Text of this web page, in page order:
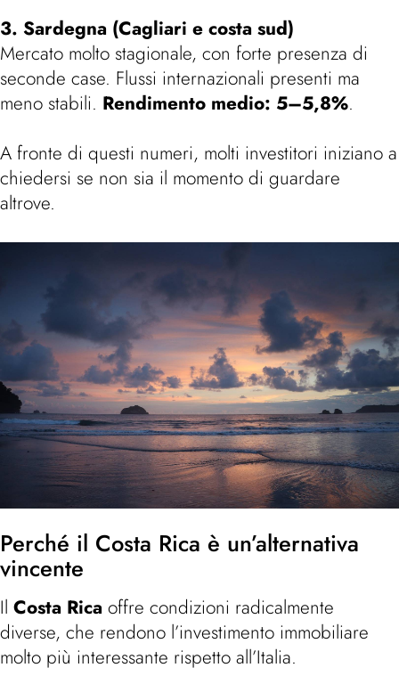
3. Sardegna (Cagliari e costa sud)
Mercato molto stagionale, con forte presenza di
seconde case. Flussi internazionali presenti ma
meno stabili. Rendimento medio: 5–5,8%.
A fronte di questi numeri, molti investitori iniziano a
chiedersi se non sia il momento di guardare
altrove.
Perché il Costa Rica è un’alternativa
vincente
Il Costa Rica offre condizioni radicalmente
diverse, che rendono l’investimento immobiliare
molto più interessante rispetto all’Italia.